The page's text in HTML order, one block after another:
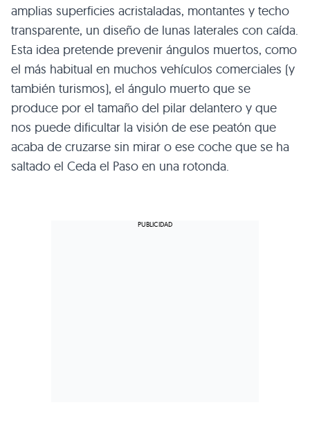
amplias superficies acristaladas, montantes y techo
transparente, un diseño de lunas laterales con caída.
Esta idea pretende prevenir ángulos muertos, como
el más habitual en muchos vehículos comerciales (y
también turismos), el ángulo muerto que se
produce por el tamaño del pilar delantero y que
nos puede dificultar la visión de ese peatón que
acaba de cruzarse sin mirar o ese coche que se ha
saltado el Ceda el Paso en una rotonda.